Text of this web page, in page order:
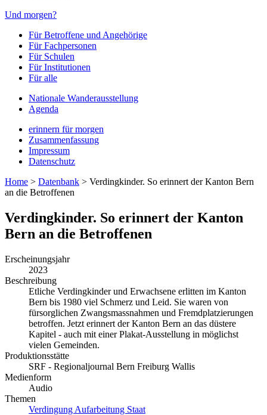
Und morgen?
Für Betroffene und Angehörige
Für Fachpersonen
Für Schulen
Für Institutionen
Für alle
Nationale Wanderausstellung
Agenda
erinnern für morgen
Zusammenfassung
Impressum
Datenschutz
Home > Datenbank > Verdingkinder. So erinnert der Kanton Bern
an die Betroffenen
Verdingkinder. So erinnert der Kanton
Bern an die Betroffenen
Erscheinungsjahr
2023
Beschreibung
Etliche Verdingkinder und Erwachsene erlitten im Kanton
Bern bis 1980 viel Schmerz und Leid. Sie waren von
fürsorglichen Zwangsmassnahmen und Fremdplatzierungen
betroffen. Jetzt erinnert der Kanton Bern an das düstere
Kapitel - auch mit einer Plakat-Ausstellung in möglichst
vielen Gemeinden.
Produktionsstätte
SRF - Regionaljournal Bern Freiburg Wallis
Medienform
Audio
Themen
Verdingung Aufarbeitung Staat